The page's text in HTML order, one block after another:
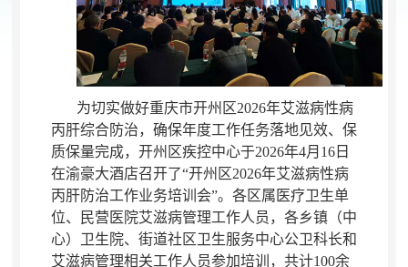
为切实做好重庆市开州区2026年艾滋病性病
丙肝综合防治， 确保年度工作任务落地见效、保
质保量完成，开州区疾控中心于2026年4月16日
在渝豪大酒店召开了“开州区2026年艾滋病性病
丙肝防治工作业务培训会”。 各区属医疗卫生单
位、民营医院艾滋病管理工作人员，各乡镇（中
心）卫生院、街道社区卫生服务中心公卫科长和
艾滋病管理相关工作人员参加培训 ， 共计100余